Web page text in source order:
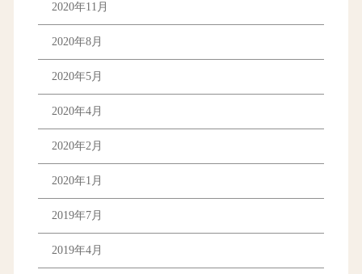
2020年11月
2020年8月
2020年5月
2020年4月
2020年2月
2020年1月
2019年7月
2019年4月